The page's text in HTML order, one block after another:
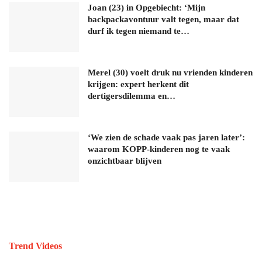
Joan (23) in Opgebiecht: ‘Mijn
backpackavontuur valt tegen, maar dat
durf ik tegen niemand te…
Merel (30) voelt druk nu vrienden kinderen
krijgen: expert herkent dit
dertigersdilemma en…
‘We zien de schade vaak pas jaren later’:
waarom KOPP-kinderen nog te vaak
onzichtbaar blijven
Trend Videos